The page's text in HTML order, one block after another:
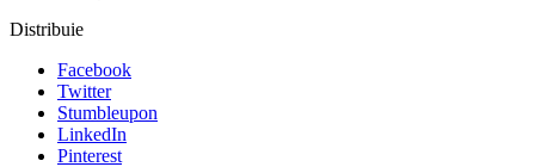
Distribuie
Facebook
Twitter
Stumbleupon
LinkedIn
Pinterest